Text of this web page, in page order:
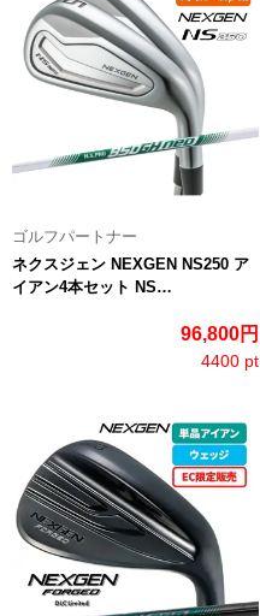
ゴルフパートナー
ネクスジェン NEXGEN NS250 ア
イアン4本セット NS…
96,800円
4400 pt